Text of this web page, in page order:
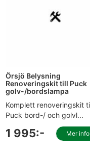
Örsjö Belysning
Renoveringskit till Puck
golv-/bordslampa
Komplett renoveringskit
Puck bord-/ och golvl...
1 995:- Mer